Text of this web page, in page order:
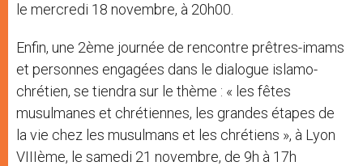
le mercredi 18 novembre, à 20h00.
Enfin, une 2ème journée de rencontre prêtres-imams
et personnes engagées dans le dialogue islamo-
chrétien, se tiendra sur le thème : « les fêtes
musulmanes et chrétiennes, les grandes étapes de
la vie chez les musulmans et les chrétiens », à Lyon
VIIIème, le samedi 21 novembre, de 9h à 17h